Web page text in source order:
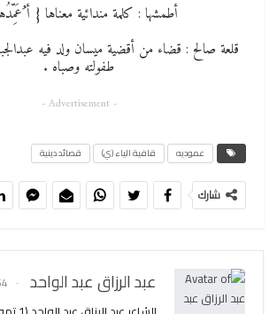
أطمشها : كلمة مندائية معناها { أ
قلعة صالح : قضاء من أقضية ميسان ولد فيه
طفولته وصباه .
- Advertisement -
عموديه قافية الياء (ي) قصائد دينية
شارك
عبد الرزاق عبد الواحد 54